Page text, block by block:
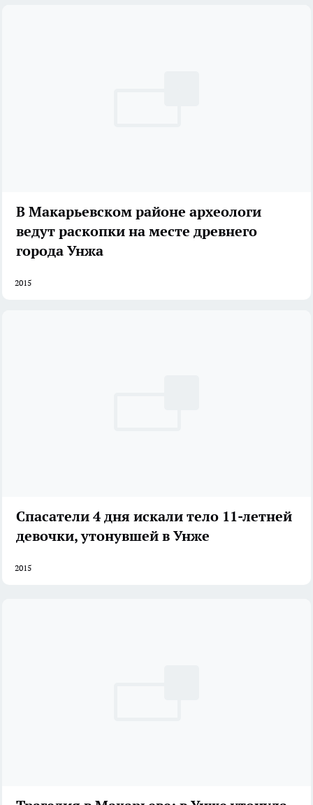
В Макарьевском районе археологи
ведут раскопки на месте древнего
города Унжа
2015
Спасатели 4 дня искали тело 11-летней
девочки, утонувшей в Унже
2015